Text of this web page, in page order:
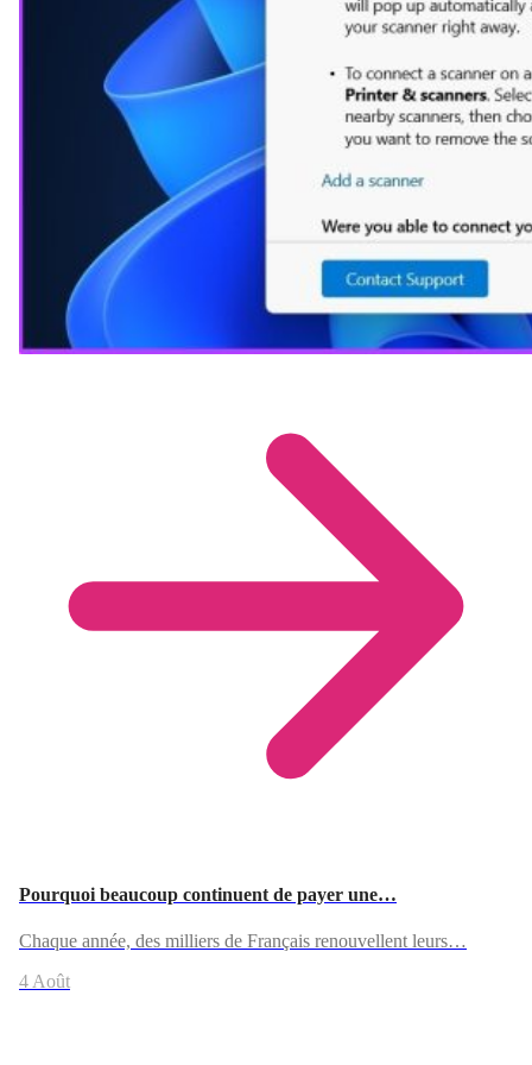
Pourquoi beaucoup continuent de payer une…
Chaque année, des milliers de Français renouvellent leurs…
4 Août